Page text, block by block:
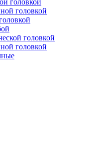
головкой
головкой
головкой
головкой